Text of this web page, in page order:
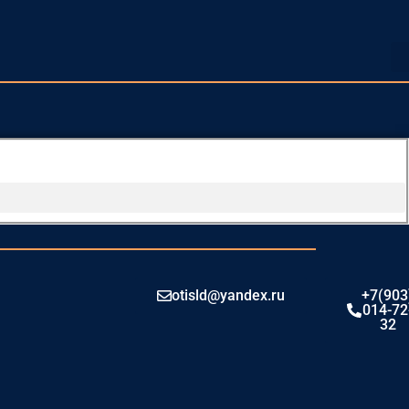
otisld@yandex.ru
014-
32